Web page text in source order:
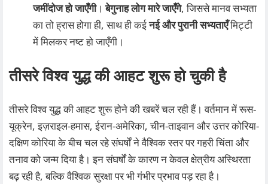
जमींदोज हो जाएँगी।बेगुनाह लोग मारे जाएँगे, जिससे मानव सभ्यता
का तो ह्रास होगा ही, साथ ही कईनई और पुरानी सभ्यताएँमिट्टी
में मिलकर नष्ट हो जाएँगी।
तीसरे विश्व युद्ध की आहट शुरू हो चुकी है
तीसरे विश्व युद्ध की आहट शुरू होने की खबरें चल रही हैं। वर्तमान में रूस-
यूक्रेन, इज़राइल-हमास, ईरान-अमेरिका, चीन-ताइवान और उत्तर कोरिया-
दक्षिण कोरिया के बीच चल रहे संघर्षों ने वैश्विक स्तर पर गहरी चिंता और
तनाव को जन्म दिया है। इन संघर्षों के कारण न केवल क्षेत्रीय अस्थिरता
बढ़ रही है, बल्कि वैश्विक सुरक्षा पर भी गंभीर प्रभाव पड़ रहा है।